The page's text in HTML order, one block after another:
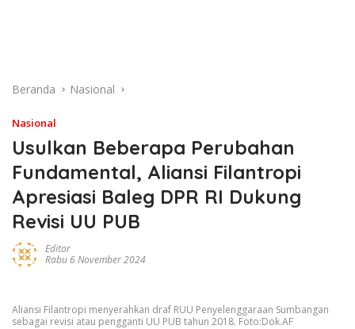
Beranda Nasional
Nasional
Usulkan Beberapa Perubahan
Fundamental, Aliansi Filantropi
Apresiasi Baleg DPR RI Dukung
Revisi UU PUB
Editor
Rabu 6 November 2024
Aliansi Filantropi menyerahkan draf RUU Penyelenggaraan Sumbangan
sebagai revisi atau pengganti UU PUB tahun 2018. Foto:Dok.AF